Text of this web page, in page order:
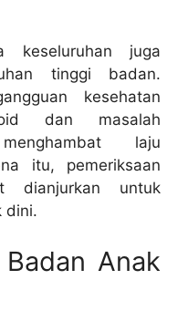
keseluruhan juga
tinggi badan.
kesehatan
dan masalah
laju
itu, pemeriksaan
dianjurkan untuk
dini.
Anak